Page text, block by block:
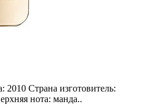
Страна изготовитель:
нота: манда..